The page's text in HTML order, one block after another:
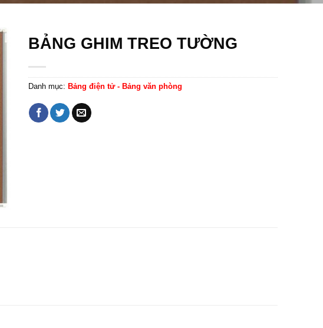
BẢNG GHIM TREO TƯỜNG
Danh mục: Bảng điện tử - Bảng văn phòng